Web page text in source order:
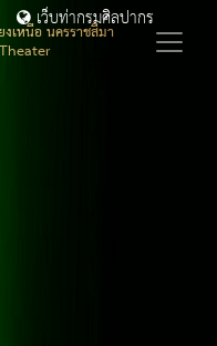
เหนือ นครราชสีมา
เว็บท่ากรมศิลปากร